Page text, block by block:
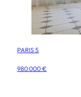
PARIS 5
980 000 €